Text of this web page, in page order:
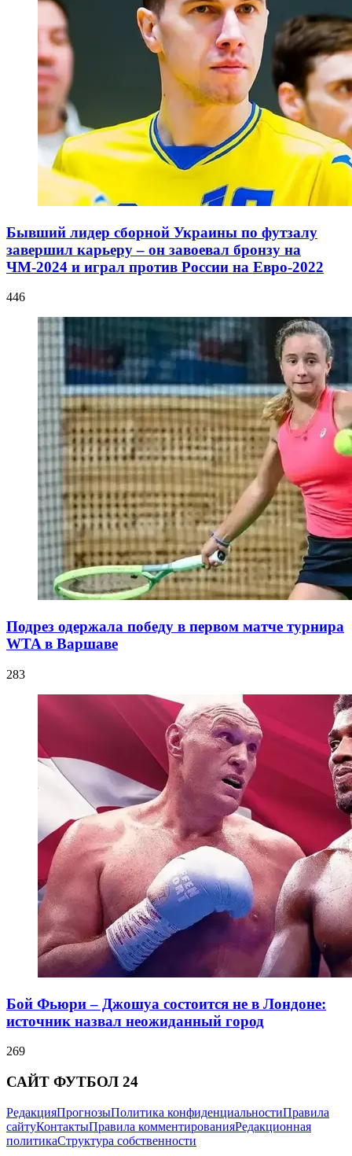
Бывший лидер сборной Украины по футзалу
завершил карьеру – он завоевал бронзу на
ЧМ-2024 и играл против России на Евро-2022
446
Подрез одержала победу в первом матче турнира
WTA в Варшаве
283
Бой Фьюри – Джошуа состоится не в Лондоне:
источник назвал неожиданный город
269
САЙТ ФУТБОЛ 24
РедакцияПрогнозыПолитика конфиденциальностиПравила
сайтуКонтактыПравила комментированияРедакционная
политикаСтруктура собственности